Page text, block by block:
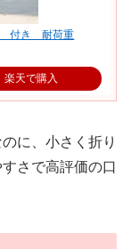
付き 耐荷重
楽天で購入
に、小さく折り
さで高評価の口